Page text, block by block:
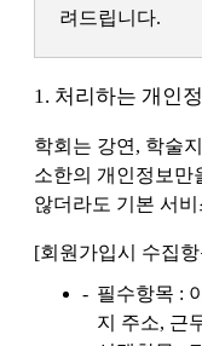
려드립니다.
1. 처리하는 개인
학회는 강연, 학술
소한의 개인정보만
않더라도 기본 서
[회원가입시 수집
필수항목 :
지 주소, 근